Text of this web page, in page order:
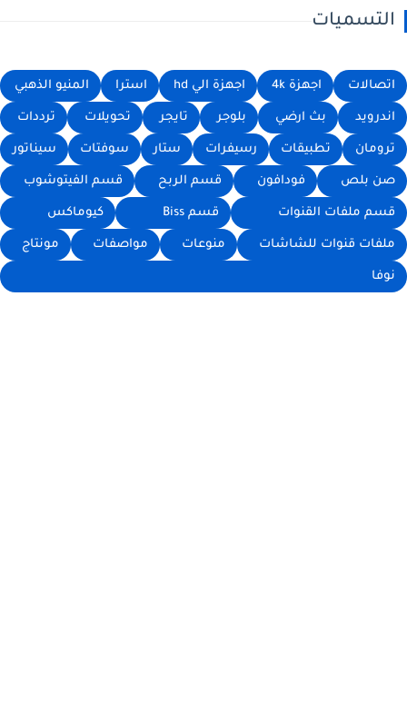
التسميات
اتصالات اجهزة 4k اجهزة الي hd استرا المنيو الذهبي
اندرويد بث ارضي بلوجر تايجر تحويلات ترددات
ترومان تطبيقات رسيفرات ستار سوفتات سيناتور
صن بلص فودافون قسم الربح قسم الفيتوشوب
قسم ملفات القنوات قسم Biss كيوماكس
ملفات قنوات للشاشات منوعات مواصفات مونتاج
نوفا